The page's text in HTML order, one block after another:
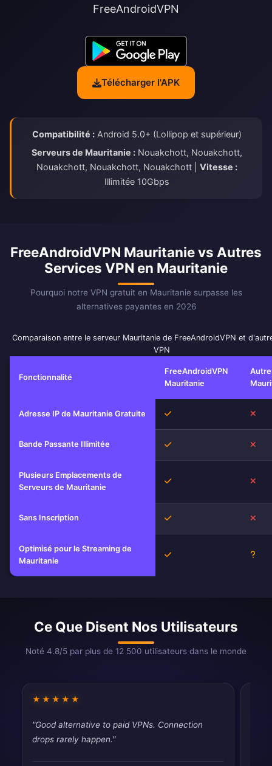
FreeAndroidVPN
Télécharger l'APK
Compatibilité : Android 5.0+ (Lollipop et supérieur)
Serveurs de Mauritanie : Nouakchott, Nouakchott,
Nouakchott, Nouakchott, Nouakchott | Vitesse :
Illimitée 10Gbps
FreeAndroidVPN Mauritanie vs Autres
Services VPN en Mauritanie
Pourquoi notre VPN gratuit en Mauritanie surpasse les
alternatives payantes en 2026
Comparaison entre le serveur Mauritanie de FreeAndroidVPN et
VPN
Fonctionnalité
FreeAndroidVPN
Mauritanie
Adresse IP de Mauritanie Gratuite Oui
Bande Passante Illimitée Oui
Plusieurs Emplacements de
Serveurs de Mauritanie
Oui
Sans Inscription Oui
Optimisé pour le Streaming de
Mauritanie
Oui
Ce Que Disent Nos Utilisateurs
Noté 4.8/5 par plus de 12 500 utilisateurs dans le monde
★★★★★
"Good alternative to paid VPNs. Connection
drops rarely happen."